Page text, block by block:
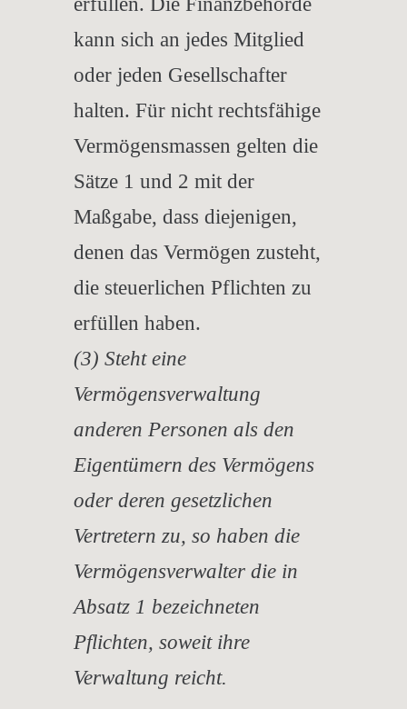
kann sich an jedes Mitglied
oder jeden Gesellschafter
halten. Für nicht rechtsfähige
Vermögensmassen gelten die
Sätze 1 und 2 mit der
Maßgabe, dass diejenigen,
denen das Vermögen zusteht,
die steuerlichen Pflichten zu
erfüllen haben.
(3) Steht eine
Vermögensverwaltung
anderen Personen als den
Eigentümern des Vermögens
oder deren gesetzlichen
Vertretern zu, so haben die
Vermögensverwalter die in
Absatz 1 bezeichneten
Pflichten, soweit ihre
Verwaltung reicht.